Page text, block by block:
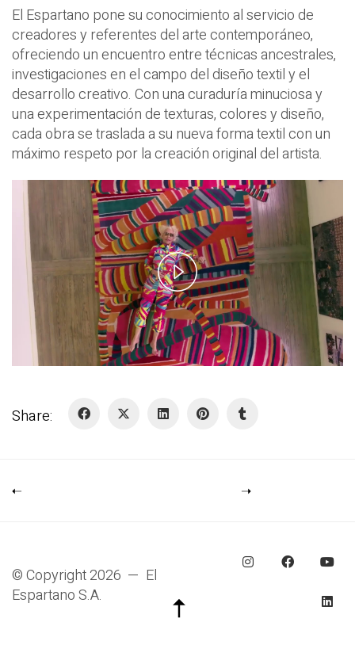
El Espartano pone su conocimiento al servicio de
creadores y referentes del arte contemporáneo,
ofreciendo un encuentro entre técnicas ancestrales,
investigaciones en el campo del diseño textil y el
desarrollo creativo. Con una curaduría minuciosa y
una experimentación de texturas, colores y diseño,
cada obra se traslada a su nueva forma textil con un
máximo respeto por la creación original del artista.
P
l
a
Share:
© Copyright 2026 — El
Espartano S.A.